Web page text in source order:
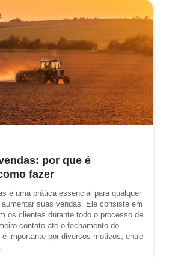
por que é
fazer
é uma prática essencial para qualquer
suas vendas. Ele consiste em
os clientes durante todo o processo de
contato até o fechamento do
é importante por diversos motivos, entre